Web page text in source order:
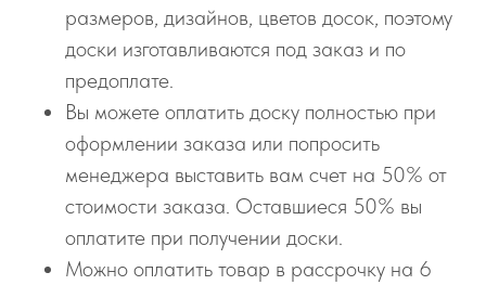
размеров, дизайнов, цветов досок, поэтому
доски изготавливаются под заказ и по
предоплате.
Вы можете оплатить доску полностью при
оформлении заказа или попросить
менеджера выставить вам счет на 50% от
стоимости заказа. Оставшиеся 50% вы
оплатите при получении доски.
Можно оплатить товар в рассрочку на 6